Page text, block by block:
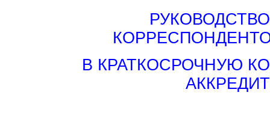
В КРАТКОСРОЧНУЮ